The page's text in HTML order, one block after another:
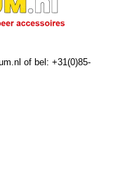
of bel: +31(0)85-